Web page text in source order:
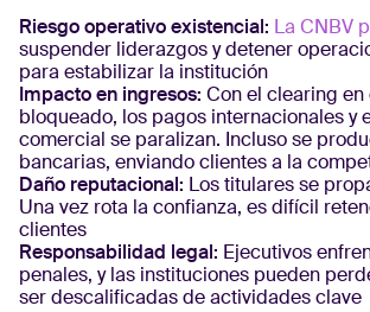
Riesgo operativo existencial: La CNBV
suspender liderazgos y detener
para estabilizar la institución
Impacto en ingresos: Con el clearing en
bloqueado, los pagos internacionales y
comercial se paralizan. Incluso se
bancarias, enviando clientes a la
Daño reputacional: Los titulares se
Una vez rota la confianza, es difícil
clientes
Responsabilidad legal: Ejecutivos
penales, y las instituciones pueden
ser descalificadas de actividades clave